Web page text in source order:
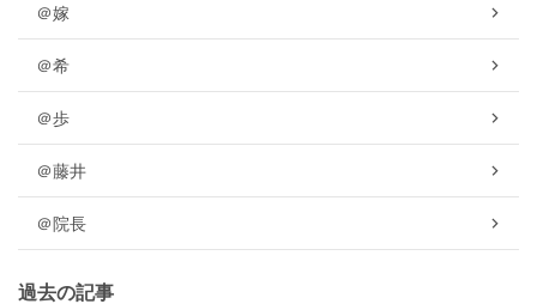
＠嫁
＠希
＠歩
＠藤井
＠院長
過去の記事